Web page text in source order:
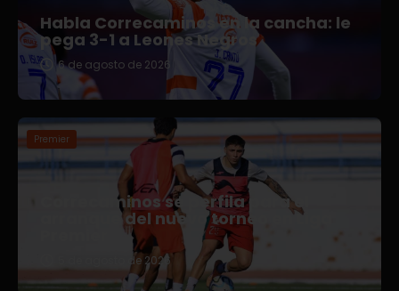
Habla Correcaminos en la cancha: le
pega 3-1 a Leones Negros
6 de agosto de 2026
Premier
Correcaminos se perfila para el
arranque del nuevo torneo en Liga
5 de agosto de 2026